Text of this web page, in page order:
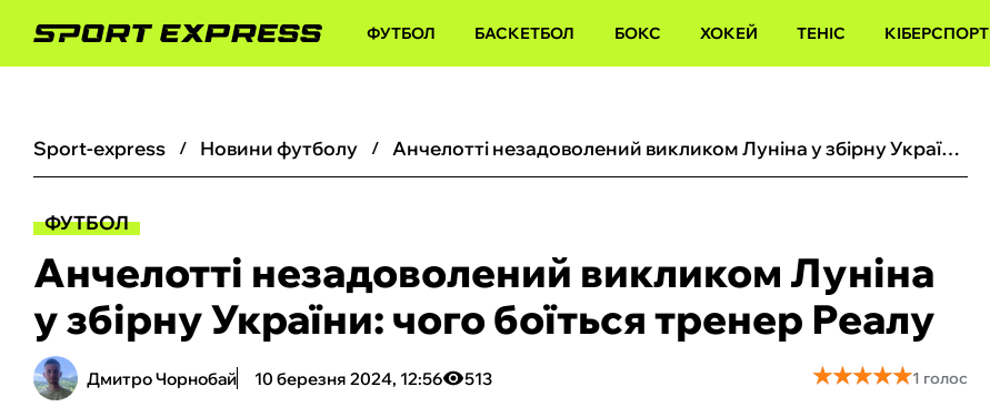
ФУТБОЛ БАСКЕТБОЛ БОКС ХОКЕЙ ТЕНІС КІБЕРСПОРТ
sport-express новини футболу Анчелотті незадоволений викликом Луніна у збірну України: чого боїться тренер Реалу
ФУТБОЛ
Анчелотті незадоволений викликом Луніна
у збірну України: чого боїться тренер Реалу
Дмитро Чорнобай 10 березня 2024, 12:56 513 ★★★★★
★★★★★1 голос